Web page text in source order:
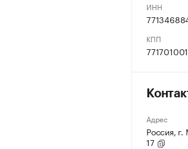
ИНН
КПП
771701001
Адрес
Россия, г.
17